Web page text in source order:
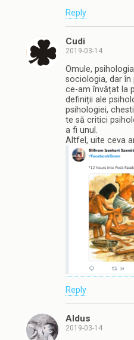
Reply
Cudi
2019-03-14
Omule,
sociologia, dar
ce-am învățat la
definiții ale
psihologiei,
te să critici
a fi unul.
Altfel, uite ceva
Reply
Aldus
2019-03-14